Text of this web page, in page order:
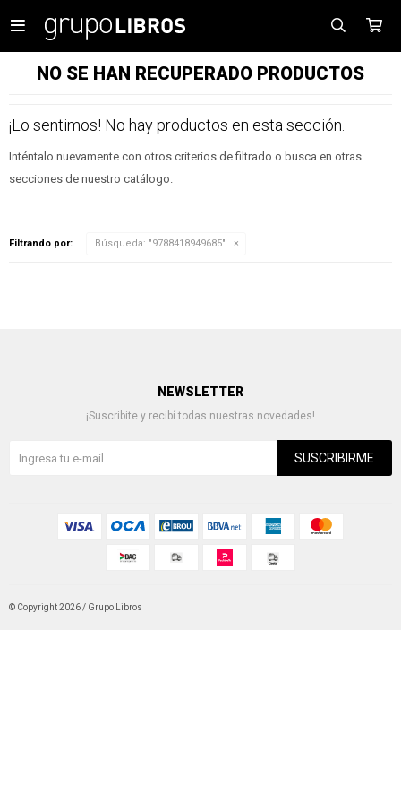

NO SE HAN RECUPERADO PRODUCTOS
¡Lo sentimos! No hay productos en esta sección.
Inténtalo nuevamente con otros criterios de filtrado o busca en otras
secciones de nuestro catálogo.
Filtrando por: Búsqueda: "9788418949685"
NEWSLETTER
¡Suscribite y recibí todas nuestras novedades!
SUSCRIBIRME
© Copyright 2026 / Grupo Libros